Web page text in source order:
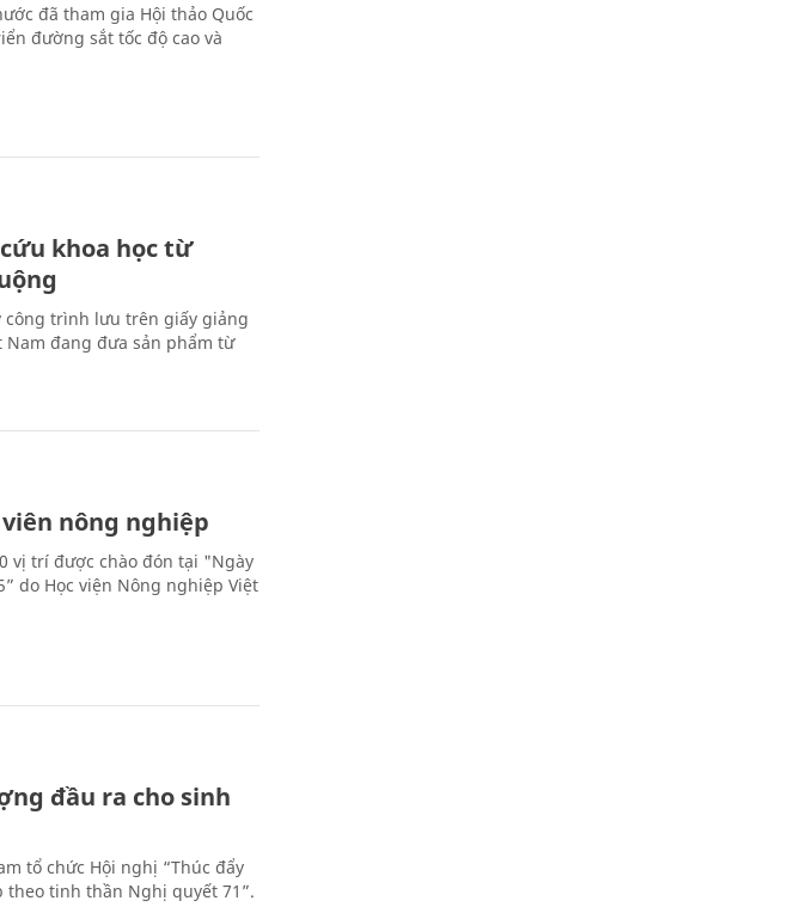
đã tham gia Hội thảo Quốc
đường sắt tốc độ cao và
khoa học từ
công trình lưu trên giấy giảng
Nam đang đưa sản phẩm từ
nông nghiệp
vị trí được chào đón tại "Ngày
do Học viện Nông nghiệp Việt
đầu ra cho sinh
tổ chức Hội nghị “Thúc đẩy
tinh thần Nghị quyết 71”.